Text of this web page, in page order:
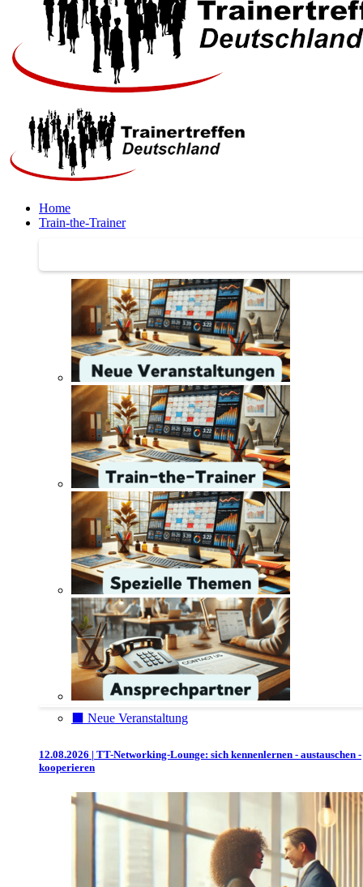
Home
Train-the-Trainer
⬛️ Neue Veranstaltung
12.08.2026 | TT-Networking-Lounge: sich kennenlernen - austauschen -
kooperieren